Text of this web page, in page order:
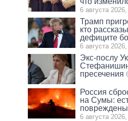
6 августа
Трамп
кто
дефиците
6 августа
Экс-послу
пресечения
Россия
на Сумы:
6 августа